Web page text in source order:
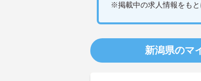
※掲載中の求人情報をも
新潟県のマ